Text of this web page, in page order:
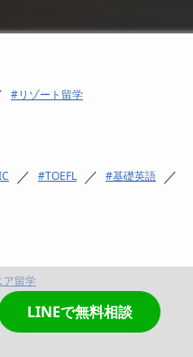
リゾート留学
／ TOEFL ／ 基礎英語 ／
ア留学
LINEで無料相談